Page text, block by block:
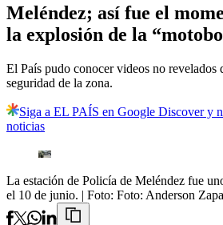
Meléndez; así fue el
la explosión de la
El País pudo conocer videos no revelados
seguridad de la zona.
Siga a EL PAÍS en Google Discover y
noticias
La estación de Policía de Meléndez fue
el 10 de junio. | Foto: Foto: Anderson